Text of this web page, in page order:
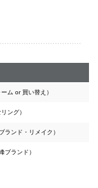
ム or 買い替え）
ング）
ランド・リメイク）
ブランド）